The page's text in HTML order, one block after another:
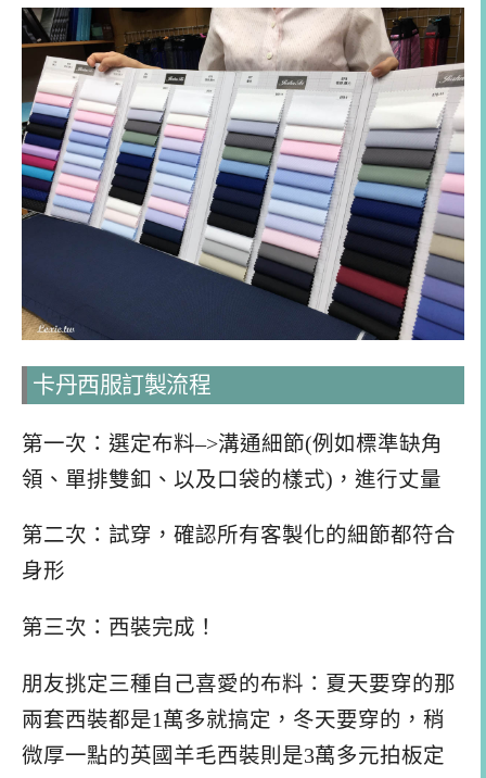
卡丹西服訂製流程
第一次：選定布料–>溝通細節(例如標準缺角
領、單排雙釦、以及口袋的樣式)，進行丈量
第二次：試穿，確認所有客製化的細節都符合
身形
第三次：西裝完成！
朋友挑定三種自己喜愛的布料：夏天要穿的那
兩套西裝都是1萬多就搞定，冬天要穿的，稍
微厚一點的英國羊毛西裝則是3萬多元拍板定